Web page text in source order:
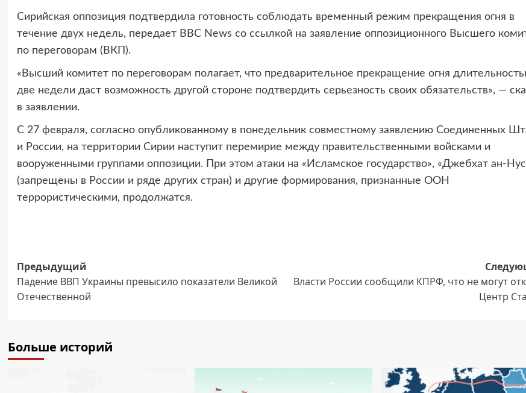
Сирийская оппозиция подтвердила готовность соблюдать временный режим прекращения огня в
течение двух недель, передает BBC News со ссылкой на заявление оппозиционного Высшего
по переговорам (ВКП).
«Высший комитет по переговорам полагает, что предварительное прекращение огня
две недели даст возможность другой стороне подтвердить серьезность своих обязательств», —
в заявлении.
С 27 февраля, согласно опубликованному в понедельник совместному заявлению Соединенных
и России, на территории Сирии наступит перемирие между правительственными войсками и
вооруженными группами оппозиции. При этом атаки на «Исламское государство», «Джебхат ан-
(запрещены в России и ряде других стран) и другие формирования, признанные ООН
террористическими, продолжатся.
Навигация
записи
Предыдущий
Падение ВВП Украины превысило показатели Великой
Отечественной
Власти России сообщили КПРФ, что не могут
Центр
Больше историй